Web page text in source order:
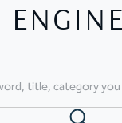
ENGINE